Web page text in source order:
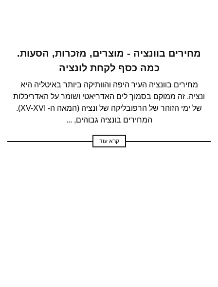
מחירים בוונציה - מוצרים, מזכרות, הסעות.
כמה כסף לקחת לונציה
מחירים בוונציה העיר היפה והוותיקה ביותר באיטליה היא
ונציה. זה ממוקם בסמוך לים האדריאטי ושומר על האדריכלות
של ימי הזוהר של הרפובליקה של ונציה (המאה ה- XV-XVI).
המחירים בונציה גבוהים, ...
קרא עוד